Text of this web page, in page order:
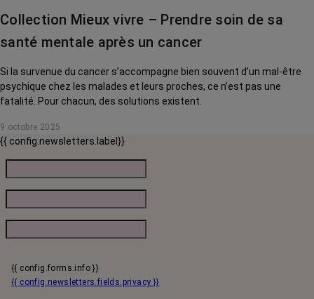
Collection Mieux vivre – Prendre soin de sa
santé mentale après un cancer
Si la survenue du cancer s’accompagne bien souvent d’un mal-être
psychique chez les malades et leurs proches, ce n’est pas une
fatalité. Pour chacun, des solutions existent.
9 octobre 2025
{{ config.newsletters.label}}
{{ config.forms.info }}
{{ config.newsletters.fields.privacy }}